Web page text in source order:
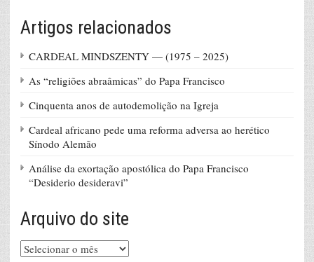
Artigos relacionados
CARDEAL MINDSZENTY — (1975 – 2025)
As “religiões abraâmicas” do Papa Francisco
Cinquenta anos de autodemolição na Igreja
Cardeal africano pede uma reforma adversa ao herético
Sínodo Alemão
Análise da exortação apostólica do Papa Francisco
“Desiderio desideravi”
Arquivo do site
Arquivo